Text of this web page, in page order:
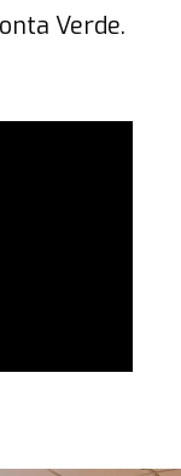
Verde.